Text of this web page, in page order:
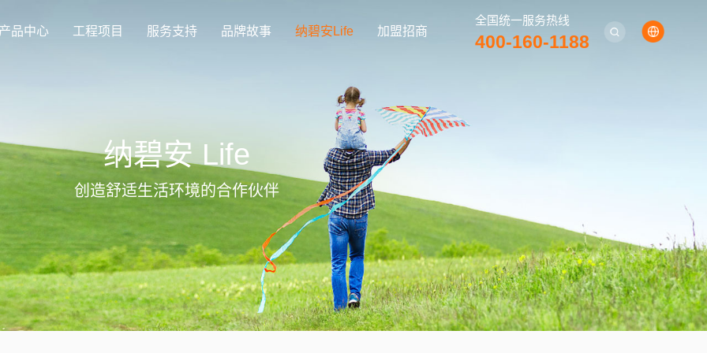
品中心 工程项目 服务支持 品牌故事 纳碧安Life 加盟招商
全国统一服务热线
400-160-1188
纳碧安 Life
创造舒适生活环境的合作伙伴